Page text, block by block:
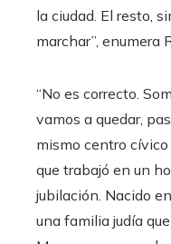
la ciudad. El resto,
marchar”, enumera
“No es correcto.
vamos a quedar,
mismo centro
que trabajó en un
jubilación. Nacido
una familia judía